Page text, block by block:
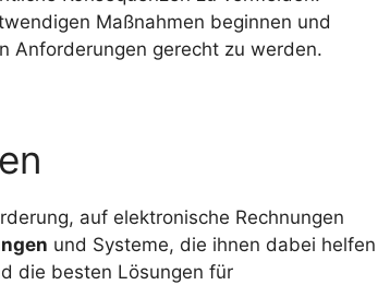
Maßnahmen beginnen und
Anforderungen gerecht zu werden.
auf elektronische Rechnungen
und Systeme, die ihnen dabei helfen
die besten Lösungen für